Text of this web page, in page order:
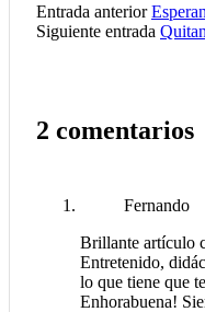
Entrada anterior
Siguiente entrada
2 comentarios
Fernando
Brillante artículo
Entretenido,
lo que tiene que
Enhorabuena!